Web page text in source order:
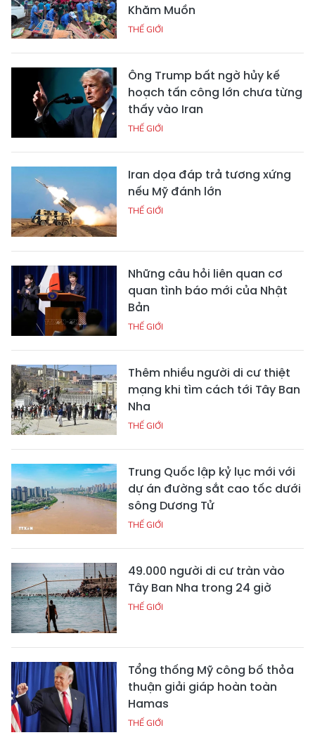
Khăm Muồn
THẾ GIỚI
Ông Trump bất ngờ hủy kế
hoạch tấn công lớn chưa từng
thấy vào Iran
THẾ GIỚI
Iran dọa đáp trả tương xứng
nếu Mỹ đánh lớn
THẾ GIỚI
Những câu hỏi liên quan cơ
quan tình báo mới của Nhật
Bản
THẾ GIỚI
Thêm nhiều người di cư thiệt
mạng khi tìm cách tới Tây Ban
Nha
THẾ GIỚI
Trung Quốc lập kỷ lục mới với
dự án đường sắt cao tốc dưới
sông Dương Tử
THẾ GIỚI
49.000 người di cư tràn vào
Tây Ban Nha trong 24 giờ
THẾ GIỚI
Tổng thống Mỹ công bố thỏa
thuận giải giáp hoàn toàn
Hamas
THẾ GIỚI